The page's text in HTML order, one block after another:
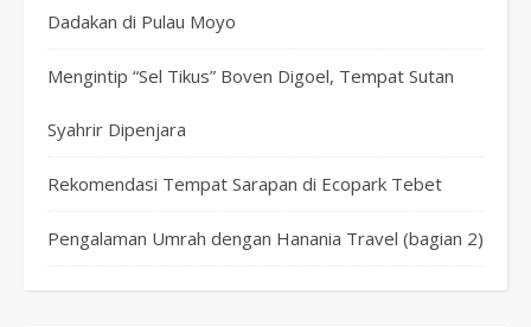
Dadakan di Pulau Moyo
Mengintip “Sel Tikus” Boven Digoel, Tempat Sutan
Syahrir Dipenjara
Rekomendasi Tempat Sarapan di Ecopark Tebet
Pengalaman Umrah dengan Hanania Travel (bagian 2)